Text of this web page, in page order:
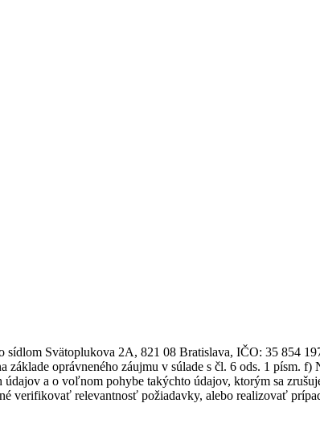
sídlom Svätoplukova 2A, 821 08 Bratislava, IČO: 35 854
základe oprávneného záujmu v súlade s čl. 6 ods. 1
a o voľnom pohybe takýchto údajov, ktorým sa
verifikovať relevantnosť požiadavky, alebo realizovať